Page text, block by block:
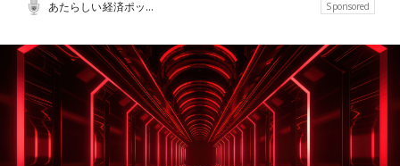
あたらしい経済ポッドキャスト Sponsored